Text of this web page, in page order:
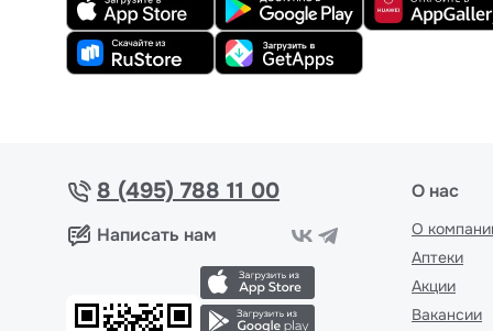
8 (495) 788 11 00
Написать нам
О нас
О
Аптеки
Акции
Вакансии